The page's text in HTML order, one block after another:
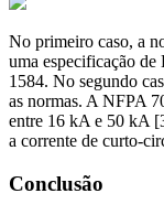
No primeiro caso, a
uma especificação
1584. No segundo
as normas. A NFPA
entre 16 kA e 50 kA
a corrente de curto-
Conclusão